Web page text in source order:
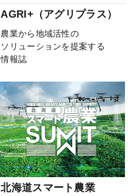
AGRI+（アグリプラス）
農業から地域活性の
ソリューションを提案する
情報誌
北海道スマート農業